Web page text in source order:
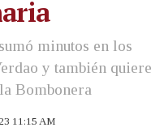
minutos en los
y también quiere
Bombonera
11:15 AM